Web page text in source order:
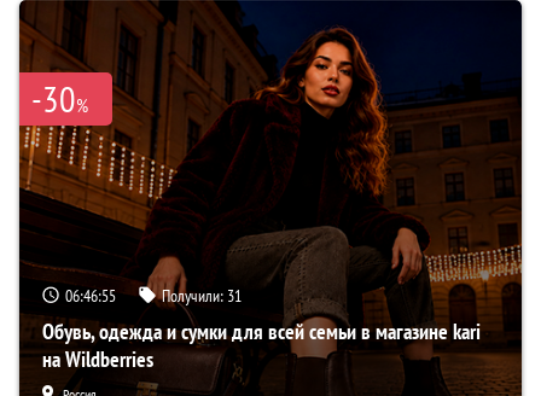
-30%
06:46:54 Получили: 31
Обувь, одежда и сумки для всей семьи в магазине kari
на Wildberries